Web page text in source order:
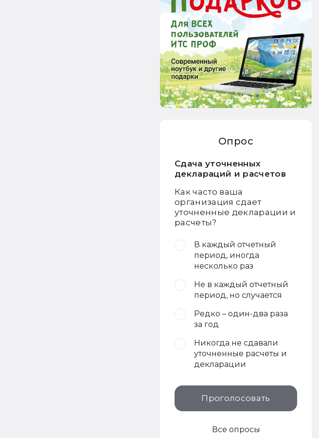
Опрос
Сдача уточненных
деклараций и расчетов
Как часто ваша
организация сдает
уточненные декларации и
расчеты?
В каждый отчетный
период, иногда
несколько раз
Не в каждый отчетный
период, но случается
Редко – один-два раза
за год
Никогда не сдавали
уточненные расчеты и
декларации
Проголосовать
Все опросы